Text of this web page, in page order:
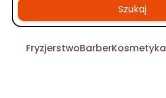
Szukaj
FryzjerstwoBarberKosmetyka